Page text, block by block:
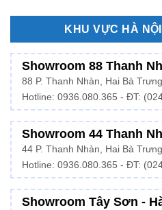
KHU VỰC HÀ
Showroom 88 Thanh
88 P. Thanh Nhàn, Hai Bà
Hotline: 0936.080.365 - ĐT:
Showroom 44 Thanh
44 P. Thanh Nhàn, Hai Bà
Hotline: 0936.080.365 - ĐT:
Showroom Tây Sơn -